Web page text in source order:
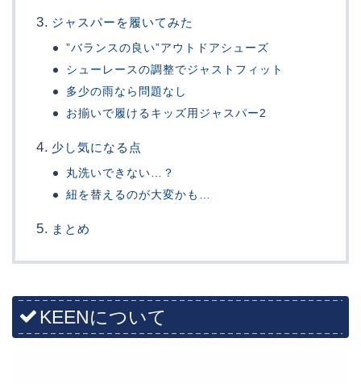
ジャスパーを履いてみた
”バランスの良い”アウトドアシューズ
シューレースの調整でジャストフィット
多少の雨なら問題なし
お揃いで履けるキッズ用ジャスパー2
少し気になる点
丸洗いできない…？
紐を替えるのが大変かも…
まとめ
KEENについて